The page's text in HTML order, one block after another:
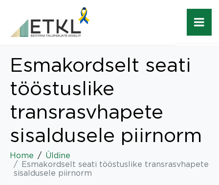
Esmakordselt seati
tööstuslike
transrasvhapete
sisaldusele piirnorm
Home
Üldine
Esmakordselt seati tööstuslike transrasvhapete
sisaldusele piirnorm